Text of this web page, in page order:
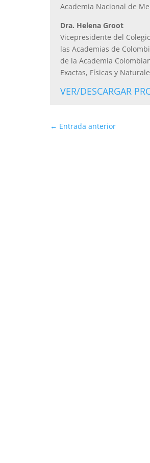
Academia Nacional de
Dra. Helena Groot
Vicepresidente del
las Academias de
de la Academia
Exactas, Físicas y
VER/DESCARGAR
← Entrada anterior